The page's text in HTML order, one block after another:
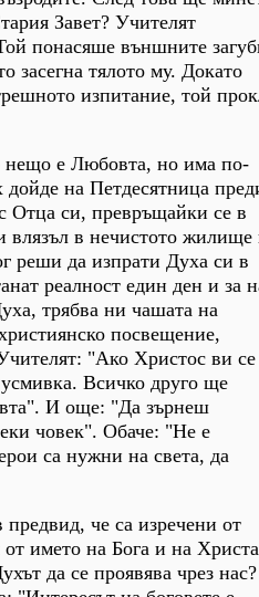
Завет? Учителят
понасяше външните
засегна тялото му. Докато
изпитание, той
нещо е Любовта, но има по-
на Петдесятница
Отца си, превръщайки се в
в нечистото жилище
реши да изпрати Духа си в
реалност един ден и за
трябва ни чашата на
посвещение,
"Ако Христос ви се
Всичко друго ще
И още: "Да зърнеш
човек". Обаче: "Не е
са нужни на света, да
че са изречени от
от името на Бога и на
да се проявява чрез